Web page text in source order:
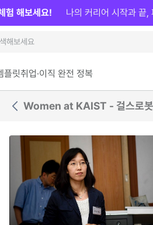
플릿취업·이직 완전 정복
험 해보세요! 나의 커리어 시작과 끝,
Women at KAIST - 걸스로봇